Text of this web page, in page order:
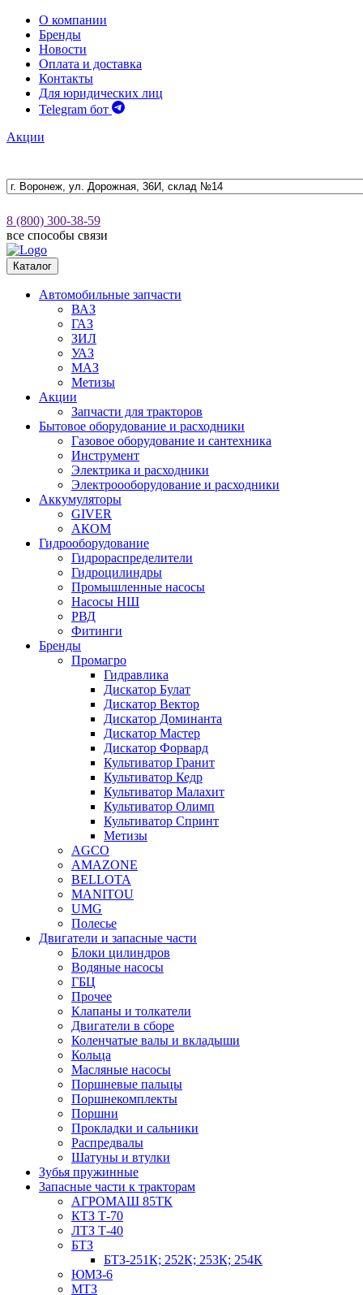
О компании
Бренды
Новости
Оплата и доставка
Контакты
Для юридических лиц
Telegram бот
Акции
8 (800) 300-38-59
все способы связи
Каталог
Автомобильные запчасти
ВАЗ
ГАЗ
ЗИЛ
УАЗ
МАЗ
Метизы
Акции
Запчасти для тракторов
Бытовое оборудование и расходники
Газовое оборудование и сантехника
Инструмент
Электрика и расходники
Электроооборудование и расходники
Аккумуляторы
GIVER
АКОМ
Гидрооборудование
Гидрораспределители
Гидроцилиндры
Промышленные насосы
Насосы НШ
РВД
Фитинги
Бренды
Промагро
Гидравлика
Дискатор Булат
Дискатор Вектор
Дискатор Доминанта
Дискатор Мастер
Дискатор Форвард
Культиватор Гранит
Культиватор Кедр
Культиватор Малахит
Культиватор Олимп
Культиватор Спринт
Метизы
AGCO
AMAZONE
BELLOTA
MANITOU
UMG
Полесье
Двигатели и запасные части
Блоки цилиндров
Водяные насосы
ГБЦ
Прочее
Клапаны и толкатели
Двигатели в сборе
Коленчатые валы и вкладыши
Кольца
Масляные насосы
Поршневые пальцы
Поршнекомплекты
Поршни
Прокладки и сальники
Распредвалы
Шатуны и втулки
Зубья пружинные
Запасные части к тракторам
АГРОМАШ 85ТК
КТЗ Т-70
ЛТЗ Т-40
БТЗ
БТЗ-251К; 252К; 253К; 254К
ЮМЗ-6
МТЗ